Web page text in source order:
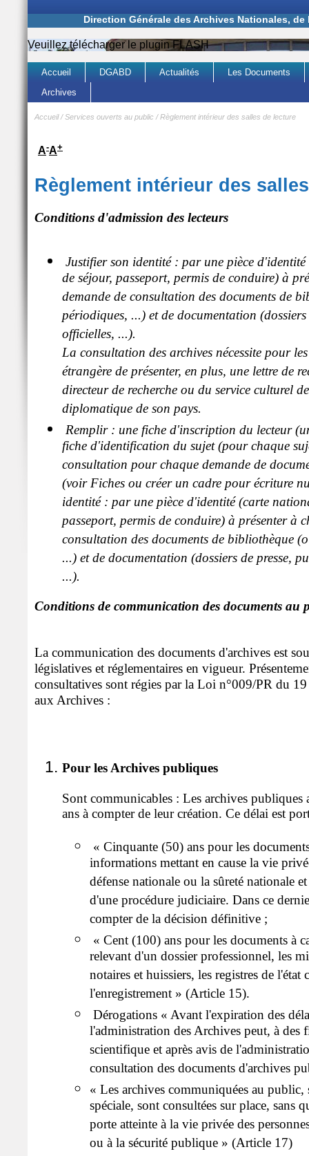
Direction Générale des Archives Nationales,
Veuillez télécharger le plugin FLASH
Accueil DGABD Actualités
Les Documents
Archives
Accueil /Services ouverts au public /Règlement intérieur des salles de lecture
A-A+
Règlement intérieur des
Conditions d'admission des lecteurs
Justifier son identité : par une pièce
de séjour, passeport, permis de conduire) à
demande de consultation des documents de
périodiques, ...) et de documentation
officielles, ...).
La consultation des archives nécessite pour
étrangère de présenter, en plus, une lettre de
directeur de recherche ou du service culturel
diplomatique de son pays.
Remplir : une fiche d'inscription du lecteur
fiche d'identification du sujet (pour chaque
consultation pour chaque demande de
(voir Fiches ou créer un cadre pour écriture
identité : par une pièce d'identité (carte
passeport, permis de conduire) à présenter à
consultation des documents de bibliothèque
...) et de documentation (dossiers de presse,
...).
Conditions de communication des documents au
La communication des documents d'archives est
législatives et réglementaires en vigueur.
consultatives sont régies par la Loi n°009/PR du
aux Archives :
Pour les Archives publiques
Sont communicables : Les archives publiques
ans à compter de leur création. Ce délai est
« Cinquante (50) ans pour les
informations mettant en cause la vie
défense nationale ou la sûreté nationale
d'une procédure judiciaire. Dans ce
compter de la décision définitive ;
« Cent (100) ans pour les documents à
relevant d'un dossier professionnel, les
notaires et huissiers, les registres de l'état
l'enregistrement » (Article 15).
Dérogations « Avant l'expiration des
l'administration des Archives peut, à des
scientifique et après avis de
consultation des documents d'archives
« Les archives communiquées au public,
spéciale, sont consultées sur place, sans
porte atteinte à la vie privée des
ou à la sécurité publique » (Article 17)